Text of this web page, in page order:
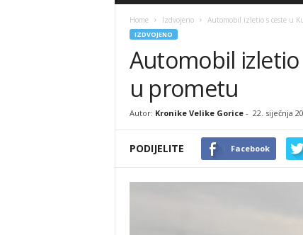
Home Izdvojeno Automobil izletio s ceste u
IZDVOJENO
Automobil izletio
u prometu
Autor: Kronike Velike Gorice- 22. siječnja
PODIJELITE Facebook